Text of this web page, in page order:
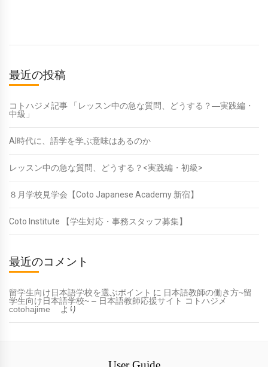
最近の投稿
コトハジメ記事 「レッスン中の急な質問、どうする？―実践編・
中級」
AI時代に、語学を学ぶ意味はあるのか
レッスン中の急な質問、どうする？<実践編・初級>
８月学校見学会【Coto Japanese Academy 新宿】
Coto Institute 【学生対応・事務スタッフ募集】
最近のコメント
留学生向け日本語学校を選ぶポイント に 日本語教師の働き方~留
学生向け日本語学校~ – 日本語教師応援サイト コトハジメ
cotohajime
より